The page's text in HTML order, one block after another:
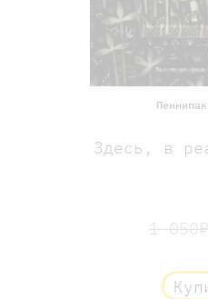
Здесь, в
1 050₽